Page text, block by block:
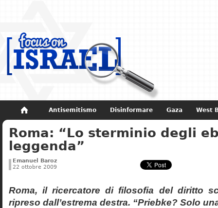
Antisemitismo Disinformare Gaza West
Non dimenticare Storia di Israele
Roma: “Lo sterminio degli
leggenda”
Emanuel Baroz
22 ottobre 2009
Roma, il ricercatore di filosofia del diritto
ripreso dall’estrema destra. “Priebke? Solo